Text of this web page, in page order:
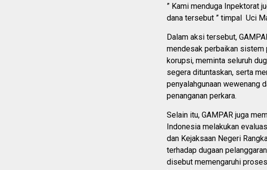
” Kami menduga Inpektorat
dana tersebut ” timpal Uci
Dalam aksi tersebut,
mendesak perbaikan sistem
korupsi, meminta seluruh
segera dituntaskan, serta
penyalahgunaan wewenang
penanganan perkara.
Selain itu, GAMPAR juga
Indonesia melakukan
dan Kejaksaan Negeri
terhadap dugaan
disebut memengaruhi